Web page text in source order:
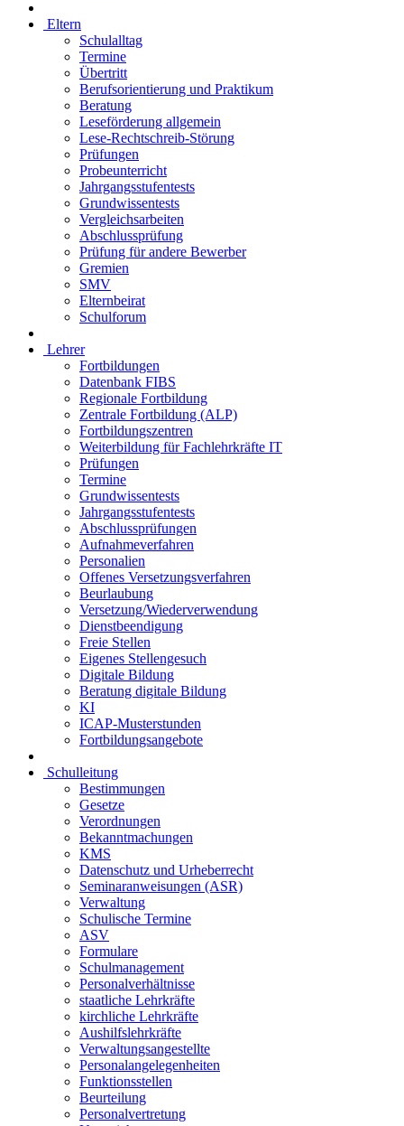
Eltern
Schulalltag
Termine
Übertritt
Berufsorientierung und Praktikum
Beratung
Leseförderung allgemein
Lese-Rechtschreib-Störung
Prüfungen
Probeunterricht
Jahrgangsstufentests
Grundwissentests
Vergleichsarbeiten
Abschlussprüfung
Prüfung für andere Bewerber
Gremien
SMV
Elternbeirat
Schulforum
Lehrer
Fortbildungen
Datenbank FIBS
Regionale Fortbildung
Zentrale Fortbildung (ALP)
Fortbildungszentren
Weiterbildung für Fachlehrkräfte IT
Prüfungen
Termine
Grundwissentests
Jahrgangsstufentests
Abschlussprüfungen
Aufnahmeverfahren
Personalien
Offenes Versetzungsverfahren
Beurlaubung
Versetzung/Wiederverwendung
Dienstbeendigung
Freie Stellen
Eigenes Stellengesuch
Digitale Bildung
Beratung digitale Bildung
KI
ICAP-Musterstunden
Fortbildungsangebote
Schulleitung
Bestimmungen
Gesetze
Verordnungen
Bekanntmachungen
KMS
Datenschutz und Urheberrecht
Seminaranweisungen (ASR)
Verwaltung
Schulische Termine
ASV
Formulare
Schulmanagement
Personalverhältnisse
staatliche Lehrkräfte
kirchliche Lehrkräfte
Aushilfslehrkräfte
Verwaltungsangestellte
Personalangelegenheiten
Funktionsstellen
Beurteilung
Personalvertretung